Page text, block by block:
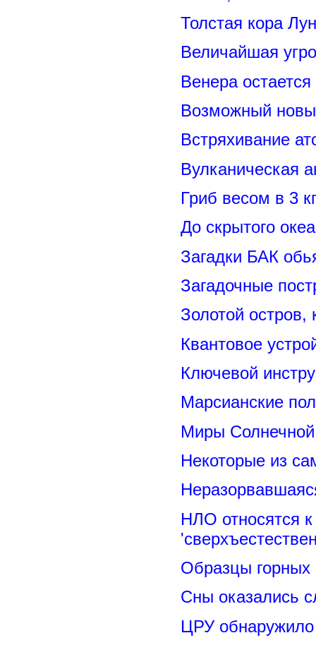
Толстая кора
Величайшая
Венера
Возможный
Встряхивание
Вулканическая
Гриб весом в 3
До скрытого
Загадки БАК
Загадочные
Золотой остров,
Квантовое
Ключевой
Марсианские
Миры
Некоторые из
НЛО относятся к
Образцы горных
Сны оказались
ЦРУ обнаружило